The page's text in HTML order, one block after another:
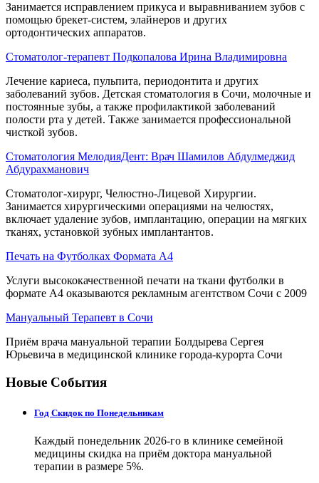
Занимается исправлением прикуса и выравниванием зубов с
помощью брекет-систем, элайнеров и других
ортодонтических аппаратов.
Стоматолог-терапевт Подкопалова Ирина Владимировна
Лечение кариеса, пульпита, периодонтита и других
заболеваний зубов. Детская стоматология в Сочи, молочные и
постоянные зубы, а также профилактикой заболеваний
полости рта у детей. Также занимается профессиональной
чисткой зубов.
Стоматология МелодияДент: Врач Шамилов Абдулмеджид
Абдурахманович
Стоматолог-хирург, Челюстно-Лицевой Хирургии.
Занимается хирургическими операциями на челюстях,
включает удаление зубов, имплантацию, операции на мягких
тканях, установкой зубных имплантантов.
Печать на Футболках Формата А4
Услуги высококачественной печати на ткани футболки в
формате А4 оказываются рекламным агентством Сочи с 2009
Мануальный Терапевт в Сочи
Приём врача мануальной терапии Болдырева Сергея
Юрьевича в медицинской клинике города-курорта Сочи
Новые События
Год Скидок по Понедельникам
Каждый понедельник 2026-го в клинике семейной
медицины скидка на приём доктора мануальной
терапии в размере 5%.